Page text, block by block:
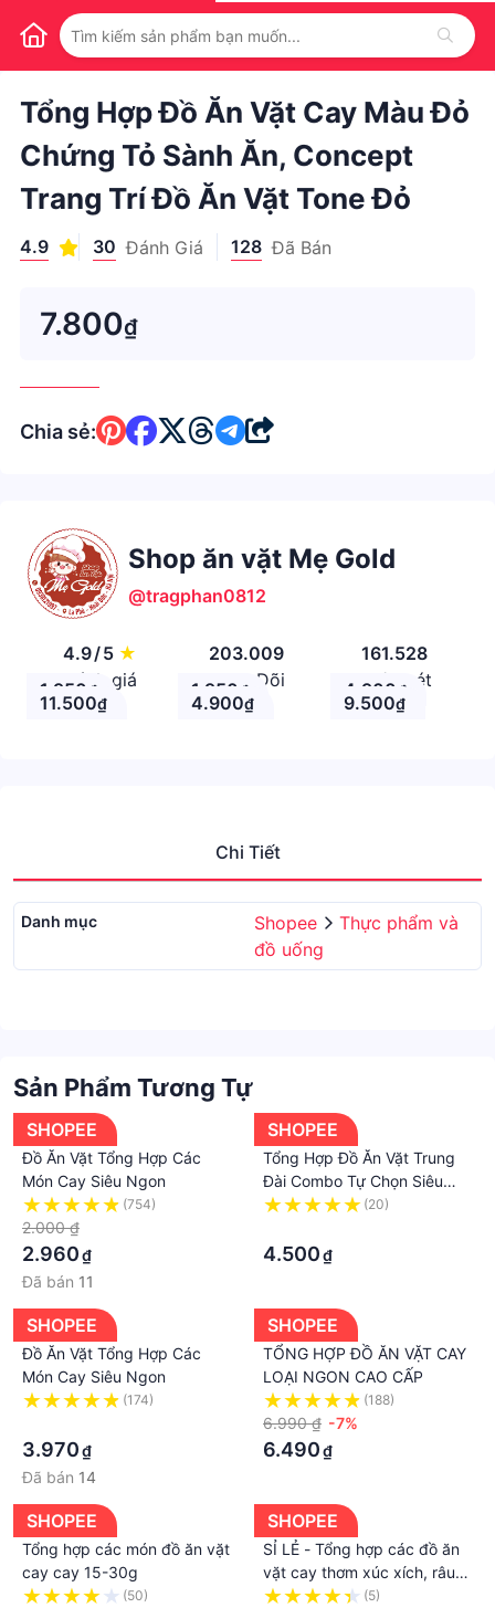
1 / 1
Tổng Hợp Đồ Ăn Vặt Cay Màu Đỏ
Chứng Tỏ Sành Ăn, Concept
Trang Trí Đồ Ăn Vặt Tone Đỏ
4.9 30 Đánh Giá 128 Đã Bán
7.800₫
Chia sẻ:
Shop ăn vặt Mẹ Gold
@tragphan0812
4.9/5 ★
Đánh giá
203.009
Theo Dõi
161.528
Nhận xét
1.950 ₫ 1.950 ₫ 4.900 ₫
11.500₫ 4.900₫ 9.500₫
Chi Tiết
Danh mục Shopee
Thực phẩm và
đồ uống
Sản Phẩm Tương Tự
SHOPEE
Đồ Ăn Vặt Tổng Hợp Các
Món Cay Siêu Ngon
(754)
2.000 ₫
2.960₫
Đã bán 11
SHOPEE
Tổng Hợp Đồ Ăn Vặt Trung
Đài Combo Tự Chọn Siêu
Ngon
(20)
4.500₫
SHOPEE
Đồ Ăn Vặt Tổng Hợp Các
Món Cay Siêu Ngon
(174)
3.970₫
Đã bán 14
SHOPEE
TỔNG HỢP ĐỒ ĂN VẶT CAY
LOẠI NGON CAO CẤP
(188)
6.990 ₫ -7%
6.490₫
SHOPEE
Tổng hợp các món đồ ăn vặt
cay cay 15-30g
(50)
SHOPEE
SỈ LẺ - Tổng hợp các đồ ăn
vặt cay thơm xúc xích, râu
mực, thanh cá, sườn heo
(5)